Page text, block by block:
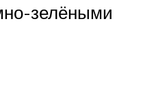
зелёными